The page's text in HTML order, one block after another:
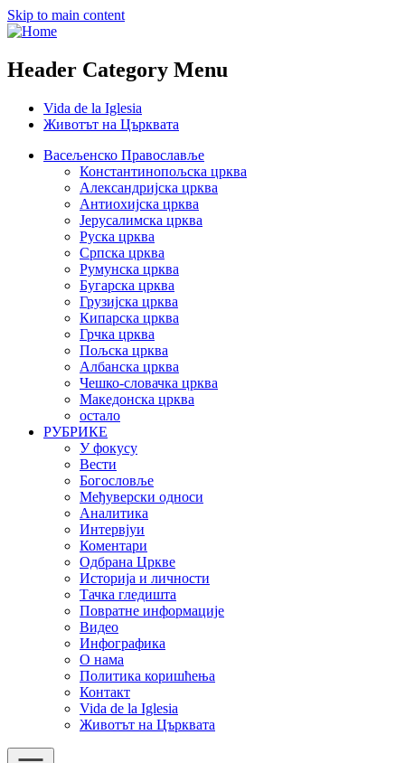
Skip to main content
Header Category Menu
Vida de la Iglesia
Животът на Църквата
Васељенско Православље
Константинопољска црква
Александријска црква
Антиохијска црква
Јерусалимска црква
Руска црква
Српска црква
Румунска црква
Бугарска црква
Грузијска црква
Кипарска црква
Грчка црква
Пољска црква
Албанска црква
Чешко-словачка црква
Македонска црква
остало
РУБРИКЕ
У фокусу
Вести
Богословље
Међуверски односи
Аналитика
Интервјуи
Коментари
Одбрана Цркве
Историја и личности
Тачка гледишта
Повратне информације
Видео
Инфографика
О нама
Политика коришћења
Контакт
Vida de la Iglesia
Животът на Църквата